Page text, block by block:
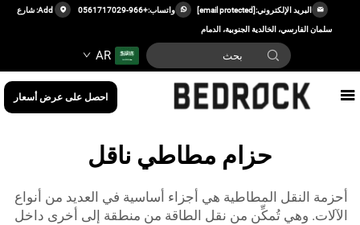
البريد الإلكتروني:[email protected] واتساب:+966-0561717029 Add: شارع
سلمان الفارسي، الخالدية الجنوبية، الدمام
AR
احصل على عرض أسعار
حزام مطاطي ناقل
أحزمة النقل المطاطية هي أجزاء أساسية في العديد من أنواع
الآلات. وهي تُمكِّن من نقل الطاقة من منطقة إلى أخرى داخل